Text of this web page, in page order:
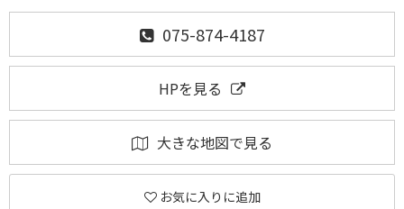
075-874-4187
HPを見る
大きな地図で見る
お気に入りに追加